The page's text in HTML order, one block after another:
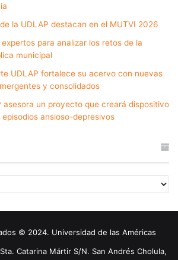
la UDLAP destacan en el MUTVI 2026
para analizar los retos de la
municipal
UDLAP fortalece su acervo con nuevas
y consolidados
asesora un proyecto que creará dispositivo
ansioso-depresivos
© 2024. Universidad de las Américas
Catarina Mártir S/N. San Andrés Cholula,